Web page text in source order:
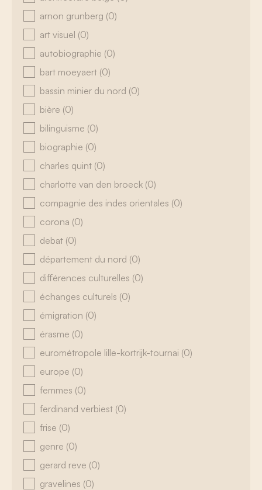
arnon grunberg (0)
art visuel (0)
autobiographie (0)
bart moeyaert (0)
bassin minier du nord (0)
bière (0)
bilinguisme (0)
biographie (0)
charles quint (0)
charlotte van den broeck (0)
compagnie des indes orientales (0)
corona (0)
debat (0)
département du nord (0)
différences culturelles (0)
échanges culturels (0)
émigration (0)
érasme (0)
eurométropole lille-kortrijk-tournai (0)
europe (0)
femmes (0)
ferdinand verbiest (0)
frise (0)
genre (0)
gerard reve (0)
gravelines (0)